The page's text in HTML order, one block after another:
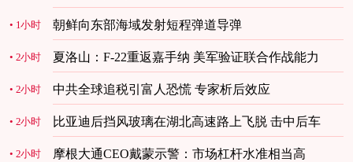
1小时 朝鲜向东部海域发射短程弹道导弹
2小时 夏洛山：F-22重返嘉手纳 美军验证联合作战能力
2小时 中共全球追税引富人恐慌 专家析后效应
2小时 比亚迪后挡风玻璃在湖北高速路上飞脱 击中后车
2小时 摩根大通CEO戴蒙示警：市场杠杆水准相当高